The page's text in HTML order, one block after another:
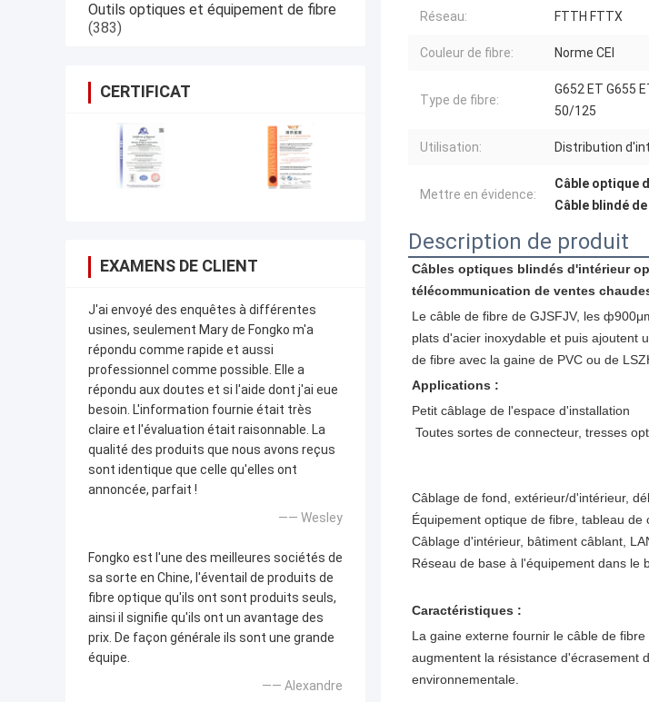
Outils optiques et équipement de fibre
(383)
CERTIFICAT
EXAMENS DE CLIENT
J'ai envoyé des enquêtes à différentes
usines, seulement Mary de Fongko m'a
répondu comme rapide et aussi
professionnel comme possible. Elle a
répondu aux doutes et si l'aide dont j'ai eue
besoin. L'information fournie était très
claire et l'évaluation était raisonnable. La
qualité des produits que nous avons reçus
sont identique que celle qu'elles ont
annoncée, parfait !
—— Wesley
Fongko est l'une des meilleures sociétés de
sa sorte en Chine, l'éventail de produits de
fibre optique qu'ils ont sont produits seuls,
ainsi il signifie qu'ils ont un avantage des
prix. De façon générale ils sont une grande
équipe.
—— Alexandre
Réseau: FTTH FTTX
Couleur de fibre: Norme CEI
Type de fibre:
G652 ET G655
50/125
Utilisation: Distribution
Mettre en évidence:
Câble optique
Câble blindé
Description de produit
Câbles optiques blindés d'intérieur
télécommunication de ventes
Le câble de fibre de GJSFJV, les
plats d'acier inoxydable et puis ajoutent
de fibre avec la gaine de PVC ou de
Applications :
Petit câblage de l'espace d'installation
Toutes sortes de connecteur, tresses
Câblage de fond, extérieur/d'intérieur,
Équipement optique de fibre, tableau
Câblage d'intérieur, bâtiment câblant,
Réseau de base à l'équipement dans le
Caractéristiques :
La gaine externe fournir le câble de
augmentent la résistance d'écrasement
environnementale.